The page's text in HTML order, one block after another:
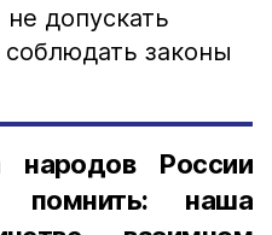
допускать
законы
России
помнить: наша